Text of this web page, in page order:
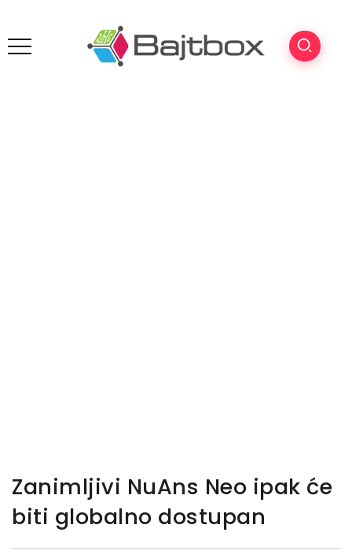
Zanimljivi NuAns Neo ipak će
biti globalno dostupan